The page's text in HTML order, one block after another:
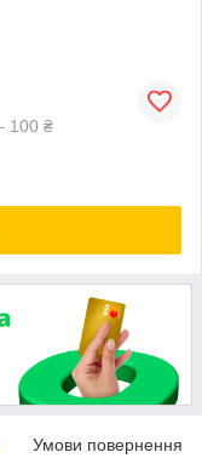
100 ₴
Умови повернення